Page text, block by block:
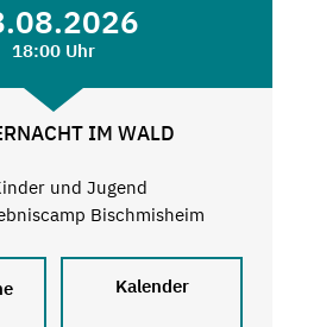
18:00 Uhr
IM WALD
und Jugend
Bischmisheim
Kalender